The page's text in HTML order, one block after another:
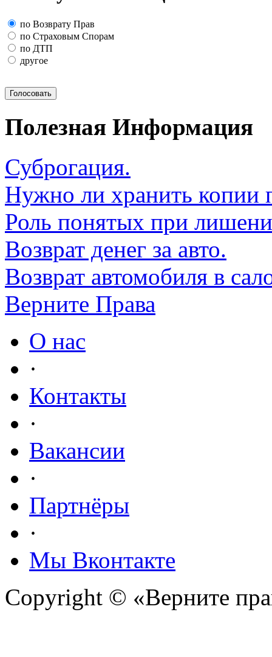
по Возврату Прав
по Страховым Спорам
по ДТП
другое
Голосовать
Полезная Информация
Суброгация.
Нужно ли хранить копии
Роль понятых при
Возврат денег за авто.
Возврат автомобиля в
Верните Права
О нас
·
Контакты
·
Вакансии
·
Партнёры
·
Мы Вконтакте
Copyright © «Верните